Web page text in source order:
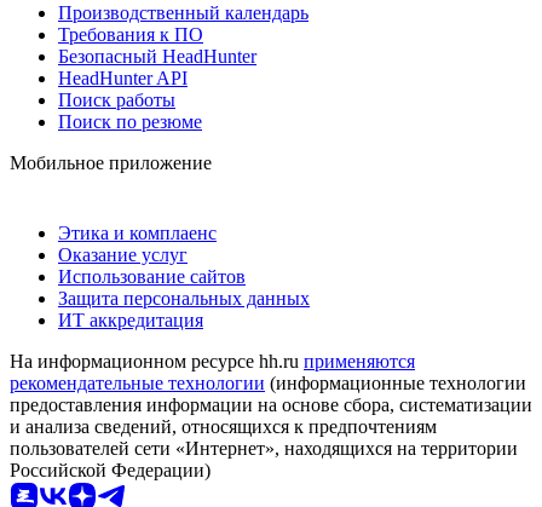
Производственный календарь
Требования к ПО
Безопасный HeadHunter
HeadHunter API
Поиск работы
Поиск по резюме
Мобильное приложение
Этика и комплаенс
Оказание услуг
Использование сайтов
Защита персональных данных
ИТ аккредитация
На информационном ресурсе hh.ru применяются
рекомендательные технологии (информационные технологии
предоставления информации на основе сбора, систематизации
и анализа сведений, относящихся к предпочтениям
пользователей сети «Интернет», находящихся на территории
Российской Федерации)